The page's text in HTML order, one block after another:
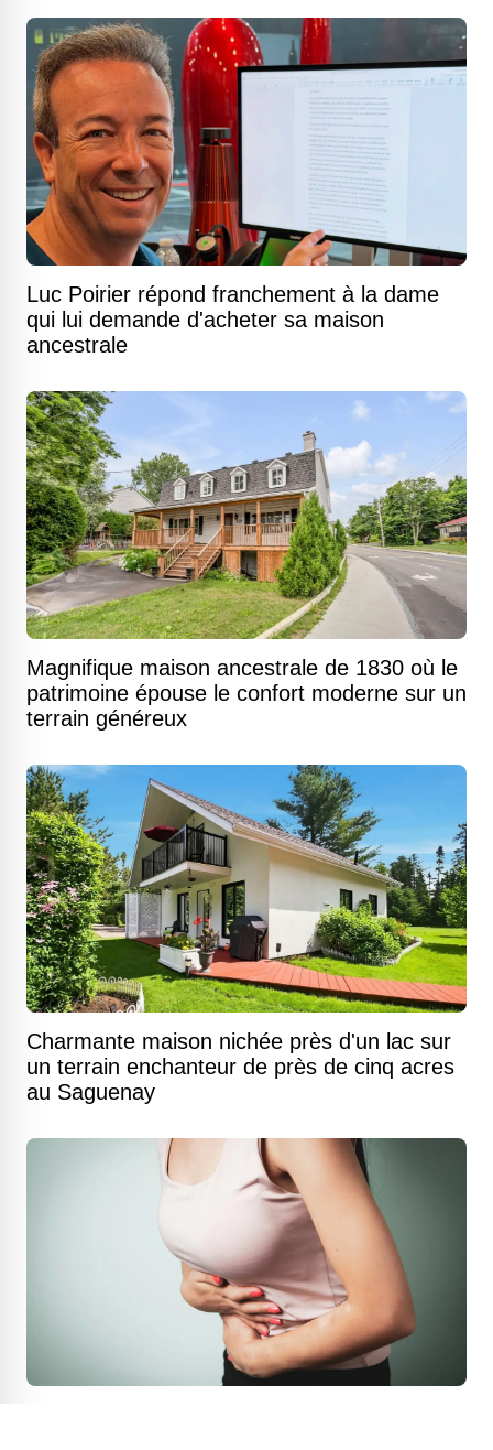
Luc Poirier répond franchement à la dame
qui lui demande d'acheter sa maison
ancestrale
Magnifique maison ancestrale de 1830 où le
patrimoine épouse le confort moderne sur un
terrain généreux
Charmante maison nichée près d'un lac sur
un terrain enchanteur de près de cinq acres
au Saguenay